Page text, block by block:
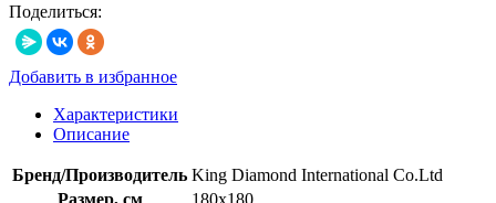
Поделиться:
Добавить в избранное
Характеристики
Описание
Бренд/Производитель King Diamond International Co.Ltd
Размер, см
180х180